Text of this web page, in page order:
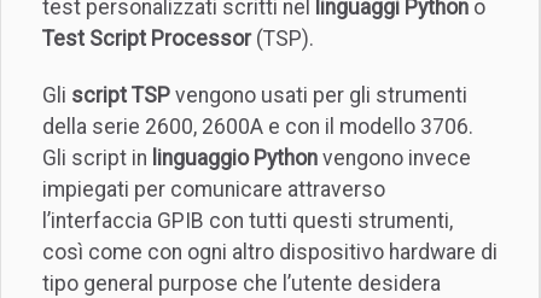
test personalizzati scritti nel
linguaggi Python o
Test Script Processor(TSP).
Gli script TSP vengono usati per gli strumenti
della serie 2600, 2600A e con il modello 3706.
Gli script in linguaggio Python vengono invece
impiegati per comunicare attraverso
l’interfaccia GPIB con tutti questi strumenti,
così come con ogni altro dispositivo hardware di
tipo general purpose che l’utente desidera